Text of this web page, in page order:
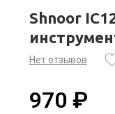
Shnoor
Нет отзывов
970 ₽